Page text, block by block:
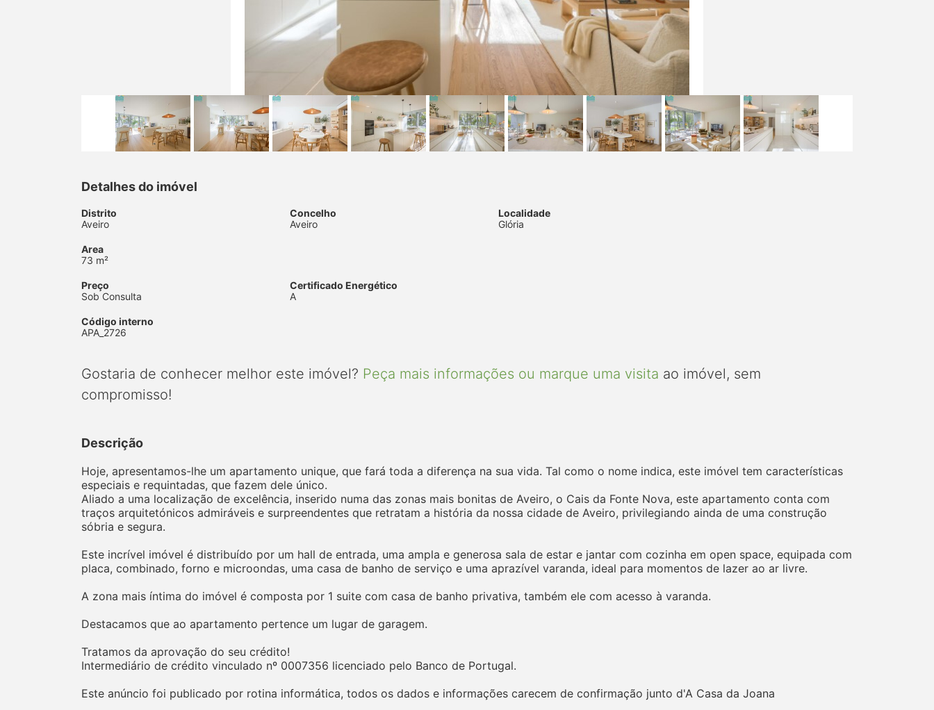
Detalhes do imóvel
Distrito
Aveiro
Concelho
Aveiro
Localidade
Glória
Area
73 m²
Preço
Sob Consulta
Certificado Energético
A
Código interno
APA_2726
Gostaria de conhecer melhor este imóvel? Peça mais informações ou marque uma visita ao imóvel, sem
compromisso!
Descrição
Hoje, apresentamos-lhe um apartamento unique, que fará toda a diferença na sua vida. Tal como o nome indica, este imóvel tem características
especiais e requintadas, que fazem dele único.
Aliado a uma localização de excelência, inserido numa das zonas mais bonitas de Aveiro, o Cais da Fonte Nova, este apartamento conta com
traços arquitetónicos admiráveis e surpreendentes que retratam a história da nossa cidade de Aveiro, privilegiando ainda de uma construção
sóbria e segura.
Este incrível imóvel é distribuído por um hall de entrada, uma ampla e generosa sala de estar e jantar com cozinha em open space, equipada com
placa, combinado, forno e microondas, uma casa de banho de serviço e uma aprazível varanda, ideal para momentos de lazer ao ar livre.
A zona mais íntima do imóvel é composta por 1 suite com casa de banho privativa, também ele com acesso à varanda.
Destacamos que ao apartamento pertence um lugar de garagem.
Tratamos da aprovação do seu crédito!
Intermediário de crédito vinculado nº 0007356 licenciado pelo Banco de Portugal.
Este anúncio foi publicado por rotina informática, todos os dados e informações carecem de confirmação junto d'A Casa da Joana